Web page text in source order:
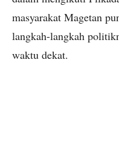
masyarakat Magetan
langkah-langkah
waktu dekat.